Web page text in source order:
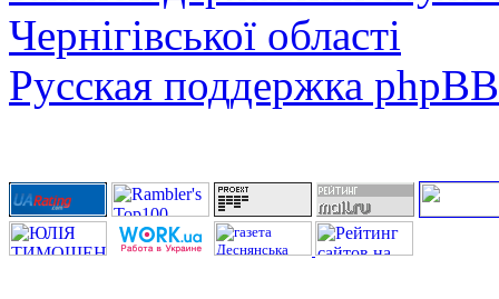
Чернігівської області
Русская поддержка phpBB